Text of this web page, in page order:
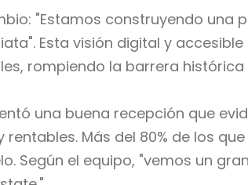
"Estamos construyendo una
Esta visión digital y
rompiendo la barrera
una buena recepción que
Más del 80% de los
Según el equipo, "vemos un